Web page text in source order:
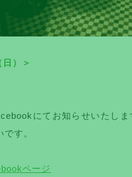
）＞
にてお知らせいたし
す。
ページ